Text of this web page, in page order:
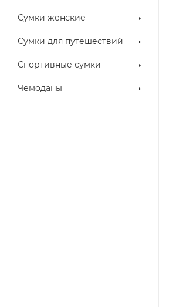
Сумки женские
Сумки для путешествий
Спортивные сумки
Чемоданы